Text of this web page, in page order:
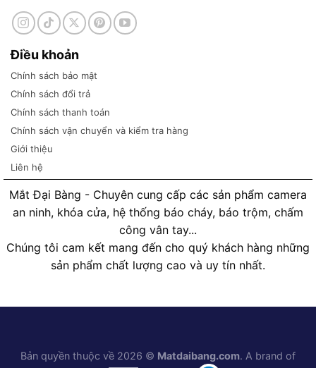
Điều khoản
Chính sách bảo mật
Chính sách đổi trả
Chính sách thanh toán
Chính sách vận chuyển và kiểm tra hàng
Giới thiệu
Liên hệ
Mắt Đại Bàng - Chuyên cung cấp các sản phẩm camera
an ninh, khóa cửa, hệ thống báo cháy, báo trộm, chấm
công vân tay...
Chúng tôi cam kết mang đến cho quý khách hàng những
sản phẩm chất lượng cao và uy tín nhất.
Bản quyền thuộc về 2026 © Matdaibang.com. A brand of